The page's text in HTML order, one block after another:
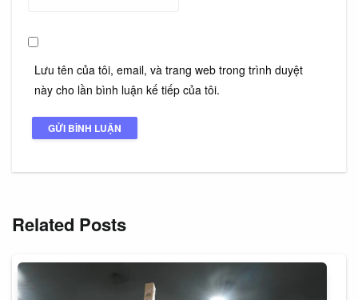
Lưu tên của tôi, email, và trang web trong trình duyệt
này cho lần bình luận kế tiếp của tôi.
Related Posts